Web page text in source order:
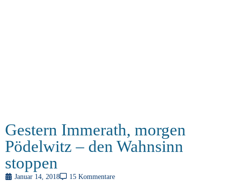
Gestern Immerath, morgen
Pödelwitz – den Wahnsinn
stoppen
Januar 14, 2018 15 Kommentare